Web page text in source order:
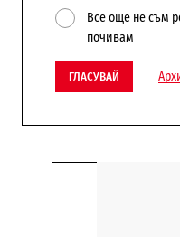
Все още не съм
почивам
ГЛАСУВАЙ